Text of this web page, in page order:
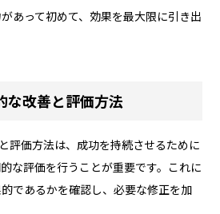
あって初めて、効果を最大限に引き出
な改善と評価方法
評価方法は、成功を持続させるために
な評価を行うことが重要です。これに
であるかを確認し、必要な修正を加